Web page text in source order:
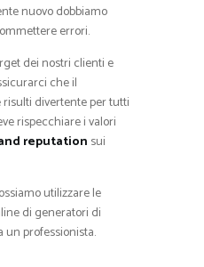
nuovo dobbiamo
errori.
dei nostri clienti e
che il
divertente per tutti
rispecchiare i valori
reputation sui
utilizzare le
di generatori di
un professionista.